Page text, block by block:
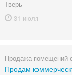
Тверь
31 июля
Продажа помещений
Продам